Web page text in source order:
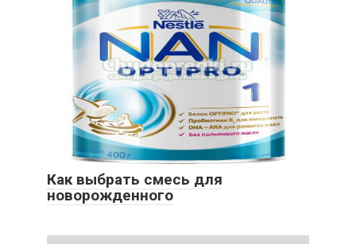
Как выбрать смесь для
новорожденного